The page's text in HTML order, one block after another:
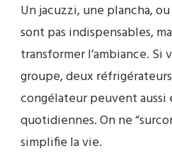
Un jacuzzi, une plancha,
sont pas indispensables,
transformer l’ambiance. Si
groupe, deux
congélateur peuvent aussi
quotidiennes. On ne
simplifie la vie.